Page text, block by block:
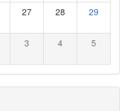
27 28 29
3 4 5